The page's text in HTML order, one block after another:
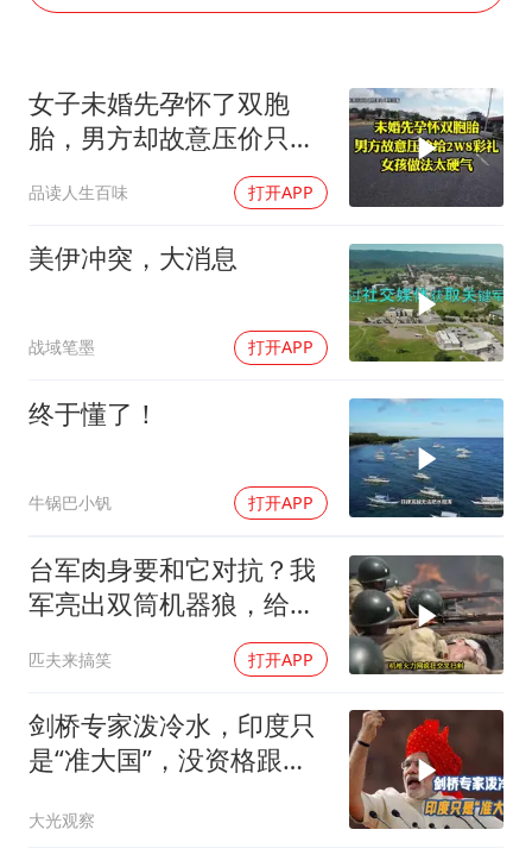
奋进开新局 实干挑大梁
女子未婚先孕怀了双胞
胎，男方却故意压价只给
品读人生百味 打开APP
美伊冲突，大消息
战域笔墨 打开APP
终于懂了！
牛锅巴小钒 打开APP
台军肉身要和它对抗？我
军亮出双筒机器狼，给登
匹夫来搞笑 打开APP
剑桥专家泼冷水，印度只
是“准大国”，没资格跟中
大光观察